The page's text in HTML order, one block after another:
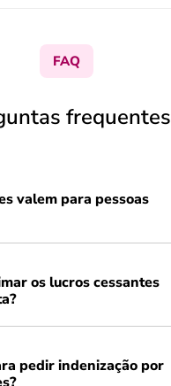
FAQ
frequentes
valem para pessoas
os lucros cessantes
pedir indenização por